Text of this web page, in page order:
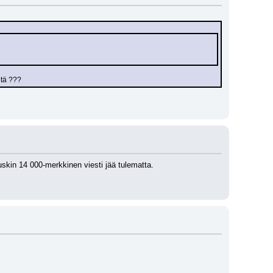
???
14 000-merkkinen viesti jää tulematta.